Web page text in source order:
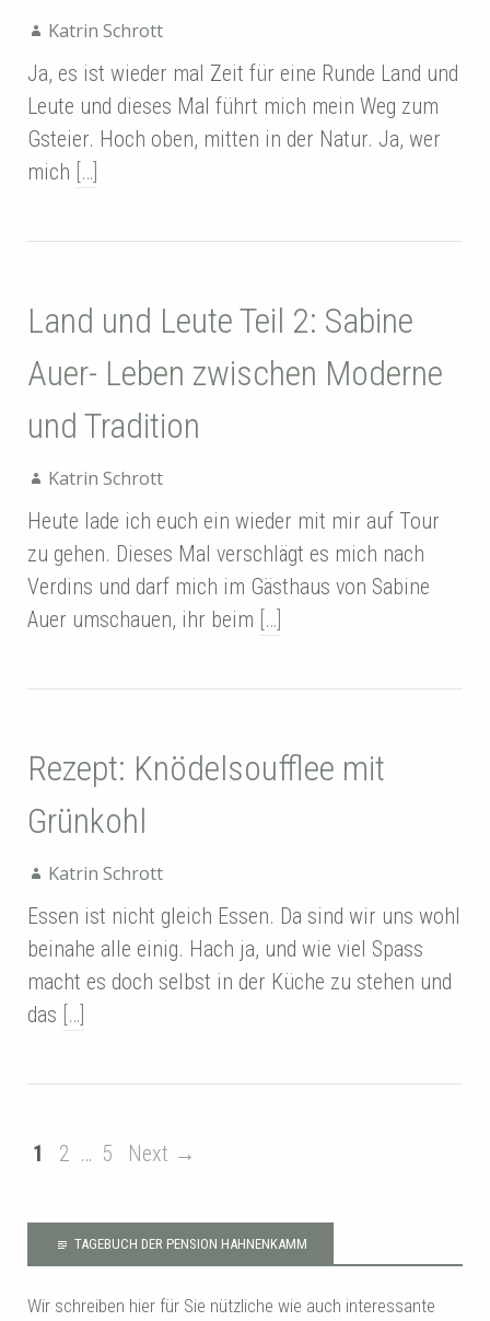
Katrin Schrott
Ja, es ist wieder mal Zeit für eine Runde Land und
Leute und dieses Mal führt mich mein Weg zum
Gsteier. Hoch oben, mitten in der Natur. Ja, wer
mich […]
Land und Leute Teil 2: Sabine
Auer- Leben zwischen Moderne
und Tradition
Katrin Schrott
Heute lade ich euch ein wieder mit mir auf Tour
zu gehen. Dieses Mal verschlägt es mich nach
Verdins und darf mich im Gästhaus von Sabine
Auer umschauen, ihr beim […]
Rezept: Knödelsoufflee mit
Grünkohl
Katrin Schrott
Essen ist nicht gleich Essen. Da sind wir uns wohl
beinahe alle einig. Hach ja, und wie viel Spass
macht es doch selbst in der Küche zu stehen und
das […]
1 2 … 5 Next →
TAGEBUCH DER PENSION HAHNENKAMM
Wir schreiben hier für Sie nützliche wie auch interessante